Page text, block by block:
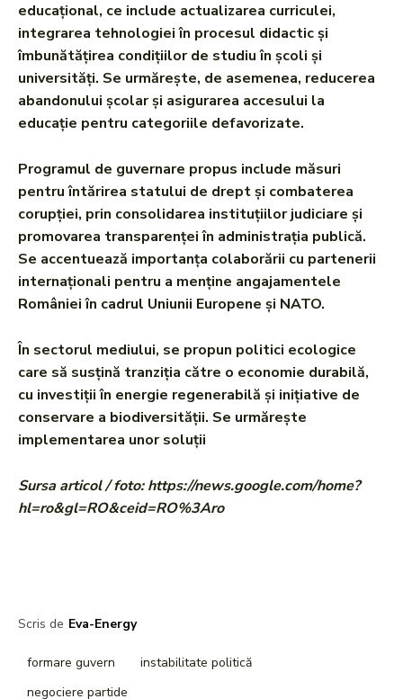
educațional, ce include actualizarea curriculei,
integrarea tehnologiei în procesul didactic și
îmbunătățirea condițiilor de studiu în școli și
universități. Se urmărește, de asemenea, reducerea
abandonului școlar și asigurarea accesului la
educație pentru categoriile defavorizate.
Programul de guvernare propus include măsuri
pentru întărirea statului de drept și combaterea
corupției, prin consolidarea instituțiilor judiciare și
promovarea transparenței în administrația publică.
Se accentuează importanța colaborării cu partenerii
internaționali pentru a menține angajamentele
României în cadrul Uniunii Europene și NATO.
În sectorul mediului, se propun politici ecologice
care să susțină tranziția către o economie durabilă,
cu investiții în energie regenerabilă și inițiative de
conservare a biodiversității. Se urmărește
implementarea unor soluții
Sursa articol / foto: https://news.google.com/home?
hl=ro&gl=RO&ceid=RO%3Aro
Scris de Eva-Energy
formare guvern
instabilitate politică
negociere partide